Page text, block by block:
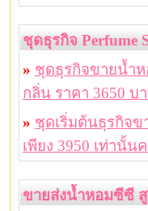
ชุดธุรกิจ Perfume
» ชุดธุรกิจขายน้ำห
กลิ่น ราคา 3650 บ
» ชุดเริ่มต้นธุรกิจข
เพียง 3950 เท่านั้
ขายส่งน้ำหอมซีซี